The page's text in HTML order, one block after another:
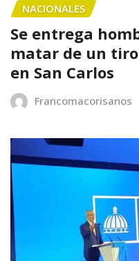
NACIONALES
Se entrega
matar de un
en San Carlos
Francomacorisanos